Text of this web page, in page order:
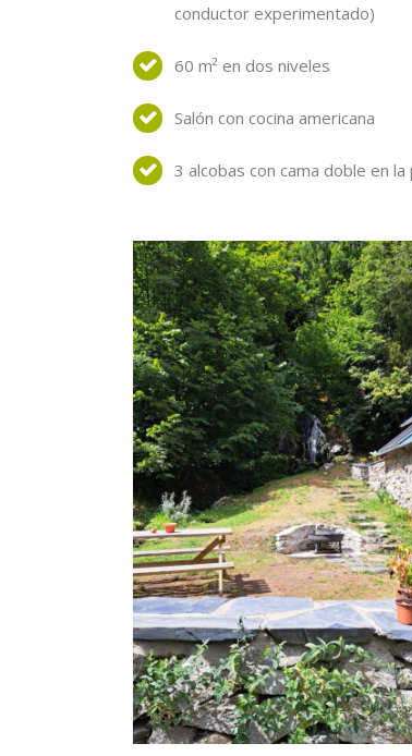
conductor experimentado)
60 m² en dos niveles
Salón con cocina americana
3 alcobas con cama doble en